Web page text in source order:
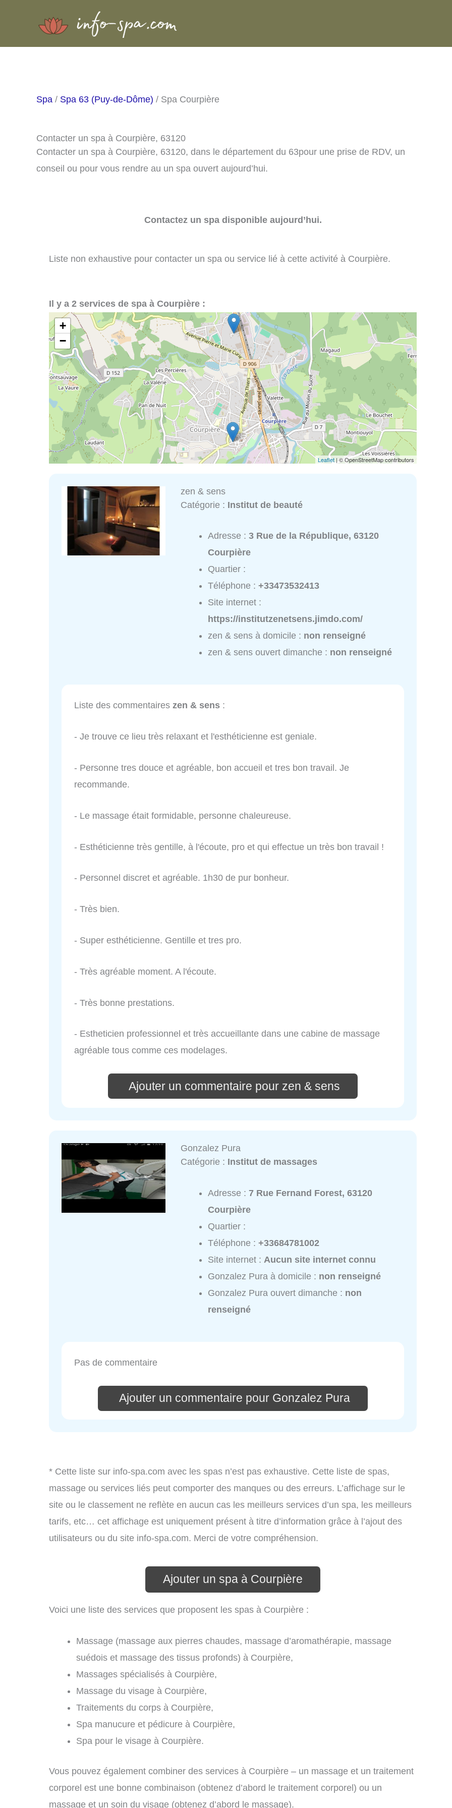
Spa / Spa 63 (Puy-de-Dôme) / Spa Courpière
Contacter un spa à Courpière, 63120
Contacter un spa à Courpière, 63120, dans le département du 63pour une prise de RDV, un
conseil ou pour vous rendre au un spa ouvert aujourd’hui.
Contactez un spa disponible aujourd’hui.
Liste non exhaustive pour contacter un spa ou service lié à cette activité à Courpière.
Il y a 2 services de spa à Courpière :
+
−
Leaflet | © OpenStreetMap contributors
zen & sens
Catégorie : Institut de beauté
Adresse :3 Rue de la République, 63120
Courpière
Quartier :
Téléphone :+33473532413
Site internet :
https://institutzenetsens.jimdo.com/
zen & sens à domicile : non renseigné
zen & sens ouvert dimanche : non renseigné
Liste des commentaires zen & sens :
- Je trouve ce lieu très relaxant et l'esthéticienne est geniale.
- Personne tres douce et agréable, bon accueil et tres bon travail. Je
recommande.
- Le massage était formidable, personne chaleureuse.
- Esthéticienne très gentille, à l'écoute, pro et qui effectue un très bon travail !
- Personnel discret et agréable. 1h30 de pur bonheur.
- Très bien.
- Super esthéticienne. Gentille et tres pro.
- Très agréable moment. A l'écoute.
- Très bonne prestations.
- Estheticien professionnel et très accueillante dans une cabine de massage
agréable tous comme ces modelages.
Ajouter un commentaire pour zen & sens
Gonzalez Pura
Catégorie : Institut de massages
Adresse :7 Rue Fernand Forest, 63120
Courpière
Quartier :
Téléphone :+33684781002
Site internet : Aucun site internet connu
Gonzalez Pura à domicile : non renseigné
Gonzalez Pura ouvert dimanche : non
renseigné
Pas de commentaire
Ajouter un commentaire pour Gonzalez Pura
* Cette liste sur info-spa.com avec les spas n’est pas exhaustive. Cette liste de spas,
massage ou services liés peut comporter des manques ou des erreurs. L’affichage sur le
site ou le classement ne reflète en aucun cas les meilleurs services d’un spa, les meilleurs
tarifs, etc… cet affichage est uniquement présent à titre d’information grâce à l’ajout des
utilisateurs ou du site info-spa.com. Merci de votre compréhension.
Ajouter un spa à Courpière
Voici une liste des services que proposent les spas à Courpière :
Massage (massage aux pierres chaudes, massage d’aromathérapie, massage
suédois et massage des tissus profonds) à Courpière,
Massages spécialisés à Courpière,
Massage du visage à Courpière,
Traitements du corps à Courpière,
Spa manucure et pédicure à Courpière,
Spa pour le visage à Courpière.
Vous pouvez également combiner des services à Courpière – un massage et un traitement
corporel est une bonne combinaison (obtenez d’abord le traitement corporel) ou un
massage et un soin du visage (obtenez d’abord le massage).